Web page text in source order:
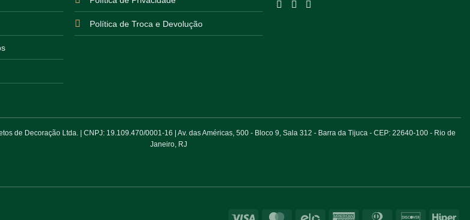
Política de Troca e Devolução
de Decoração Ltda. | CNPJ: 19.109.470/0001-16 | Av. das Américas, 500 - Bloco 9, Sala 312 - Barra da Tijuca - CEP: 22640-100 - Rio de
Janeiro, RJ
Visa MasterCard
Elo American Dinners Discover